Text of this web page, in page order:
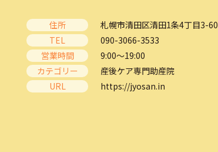
住所
札幌市清田区清田1条4丁目3-60
TEL
090-3066-3533
営業時間
9:00～19:00
カテゴリー
産後ケア専門助産院
URL
https://jyosan.in